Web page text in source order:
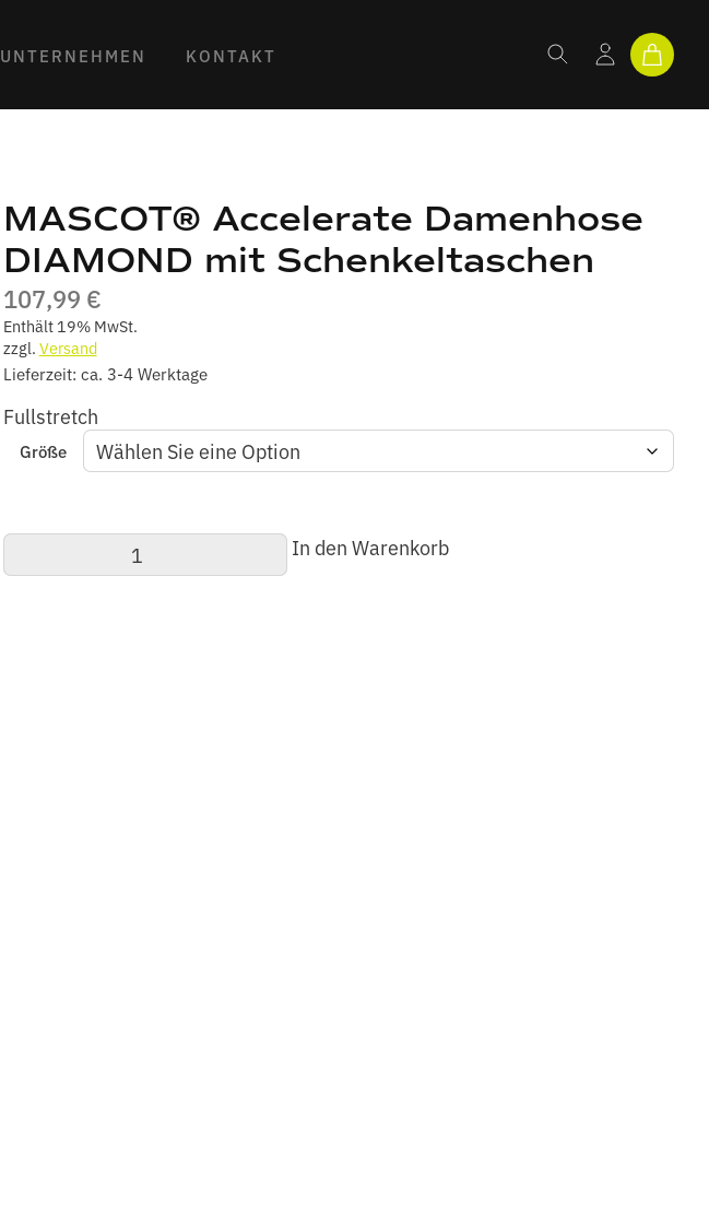
UNTERNEHMEN KONTAKT
MASCOT® Accelerate Damenhose
DIAMOND mit Schenkeltaschen
107,99 €
Enthält 19% MwSt.
zzgl.Versand
Lieferzeit: ca. 3-4 Werktage
Fullstretch
Größe
MASCOT®
Accelerate
In den Warenkorb